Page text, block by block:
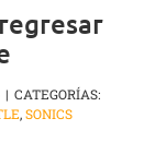
| CATEGORÍAS:
,SONICS